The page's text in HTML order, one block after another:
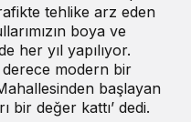
tehlike arz eden
boya ve
her yıl yapılıyor.
derece modern bir
başlayan
bir değer kattı’ dedi.